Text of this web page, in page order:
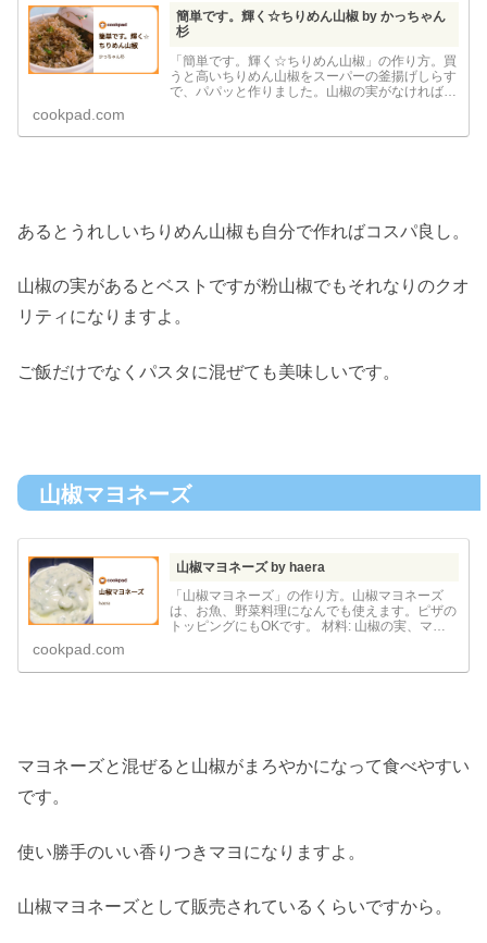
簡単です。輝く☆ちりめん山椒 by かっちゃん
杉
「簡単です。輝く☆ちりめん山椒」の作り方。買
うと高いちりめん山椒をスーパーの釜揚げしらす
で、パパッと作りました。山椒の実がなければ、
cookpad.com
あるとうれしいちりめん山椒も自分で作ればコスパ良し。
山椒の実があるとベストですが粉山椒でもそれなりのクオ
リティになりますよ。
ご飯だけでなくパスタに混ぜても美味しいです。
山椒マヨネーズ
山椒マヨネーズ by haera
「山椒マヨネーズ」の作り方。山椒マヨネーズ
は、お魚、野菜料理になんでも使えます。ピザの
トッピングにもOKです。 材料: 山椒の実、マヨ
cookpad.com
マヨネーズと混ぜると山椒がまろやかになって食べやすい
です。
使い勝手のいい香りつきマヨになりますよ。
山椒マヨネーズとして販売されているくらいですから。